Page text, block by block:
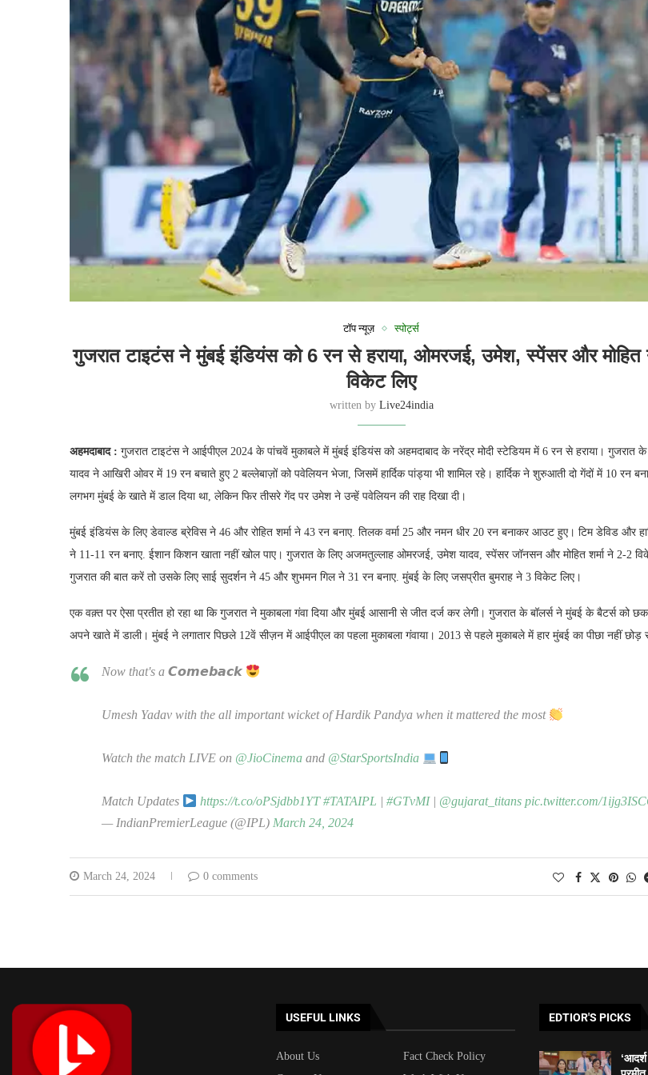
टॉप न्यूज़ स्पोर्ट्स
गुजरात टाइटंस ने मुंबई इंडियंस को 6 रन से हराया, ओमरजई, उमेश, स्पेंसर और
विकेट लिए
written by Live24india
अहमदाबाद : गुजरात टाइटंस ने आईपीएल 2024 के पांचवें मुकाबले में मुंबई इंडियंस को अहमदाबाद के नरेंद्र मोदी स्टेडियम में 6 रन से हराया। गुजरात
यादव ने आखिरी ओवर में 19 रन बचाते हुए 2 बल्लेबाज़ों को पवेलियन भेजा, जिसमें हार्दिक पांड्या भी शामिल रहे। हार्दिक ने शुरुआती दो गेंदों में 10 रन
लगभग मुंबई के खाते में डाल दिया था, लेकिन फिर तीसरे गेंद पर उमेश ने उन्हें पवेलियन की राह दिखा दी।
मुंबई इंडियंस के लिए डेवाल्ड ब्रेविस ने 46 और रोहित शर्मा ने 43 रन बनाए. तिलक वर्मा 25 और नमन धीर 20 रन बनाकर आउट हुए। टिम डेविड और
ने 11-11 रन बनाए. ईशान किशन खाता नहीं खोल पाए। गुजरात के लिए अजमतुल्लाह ओमरजई, उमेश यादव, स्पेंसर जॉनसन और मोहित शर्मा ने 2-2
गुजरात की बात करें तो उसके लिए साई सुदर्शन ने 45 और शुभमन गिल ने 31 रन बनाए. मुंबई के लिए जसप्रीत बुमराह ने 3 विकेट लिए।
एक वक़्त पर ऐसा प्रतीत हो रहा था कि गुजरात ने मुकाबला गंवा दिया और मुंबई आसानी से जीत दर्ज कर लेगी। गुजरात के बॉलर्स ने मुंबई के बैटर्स को
अपने खाते में डाली। मुंबई ने लगातार पिछले 12वें सीज़न में आईपीएल का पहला मुकाबला गंवाया। 2013 से पहले मुकाबले में हार मुंबई का पीछा नहीं छोड़
Now that's a 𝘾𝙤𝙢𝙚𝙗𝙖𝙘𝙠
Umesh Yadav with the all important wicket of Hardik Pandya when it mattered the most
Watch the match LIVE on @JioCinema and @StarSportsIndia
Match Updates https://t.co/oPSjdbb1YT #TATAIPL |#GTvMI| @gujarat_titans pic.twitter.com/
— IndianPremierLeague (@IPL) March 24, 2024
March 24, 2024 0 comments
USEFUL LINKS
About Us
Fact Check Policy
EDTIOR'S PICKS